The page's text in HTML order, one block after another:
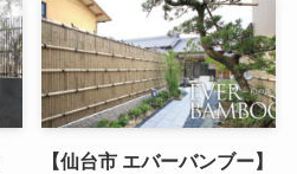
【仙台市 エバーバンブー】